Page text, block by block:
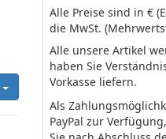
Alle Preise sind in €
die MwSt.
Alle unsere Artikel
haben Sie
Vorkasse liefern.
Als
PayPal zur